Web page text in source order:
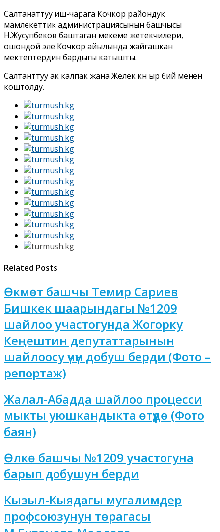
Салтанаттуу иш-чарага Кочкор райондук
мамлекеттик администрациясынын башчысы
Н.Жусупбеков баштаган мекеме жетекчилери,
ошондой эле Кочкор айылында жайгашкан
мектептердин бардыгы катышты.
Салтанттуу ак калпак жана Желек күнү ыр бий менен
коштолду.
Related Posts
Өкмөт башчы Темир Сариев
Бишкек шаарындагы №1209
шайлоо участогунда Жогорку
Кеңештин депутаттарынын
шайлоосу үчүн добуш берди (Фото –
репортаж)
Жалал-Абадда шайлоо процесси
мыкты уюшкандыкта өтүүдө (Фото
баян)
Өлкө башчы №1209 участогуна
барып добушун берди
Кызыл-Кыядагы мугалимдер
профсоюзунун төрагасы